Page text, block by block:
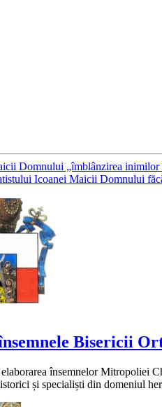
Domnului „îmblânzirea
Icoanei Maicii Domnului
Bisericii
însemnelor Mitropoliei
și specialiști din domeniul